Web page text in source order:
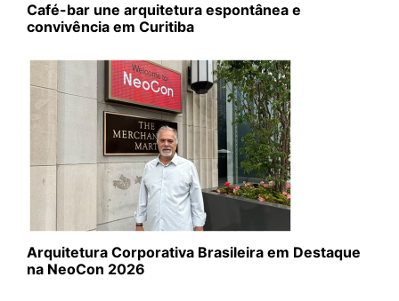
Café-bar une arquitetura espontânea e
convivência em Curitiba
Arquitetura Corporativa Brasileira em Destaque
na NeoCon 2026